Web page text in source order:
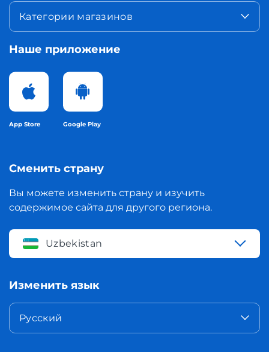
Категории магазинов
Наше приложение
App Store Google Play
Сменить страну
Вы можете изменить страну и изучить
содержимое сайта для другого региона.
Uzbekistan
Изменить язык
Русский